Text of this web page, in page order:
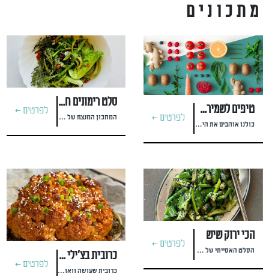
מתכונים
טיפים לשמירת הירקות
כולנו אוהבים את הירקות שלנו טריים וטעימים, אבל איך גורמים לירקות להאריך ימים במקרר ולהישאר טעימים? קבלו טיפים של אלופים:
לפרטים >
סלט רימונים חגיגי לחג וקל להכנה
המתכון המנצח של טל מאירי - בישול קטוגני ודל פחמימה
לפרטים >
הכי ירוק שיש
הסלט האסייתי של המאסטרית #גל מורן
לפרטים >
כרובית בצ'ילי וחמאת בוטנים
כרובית שעושה וואו גם בלי להתאמץ
לפרטים >